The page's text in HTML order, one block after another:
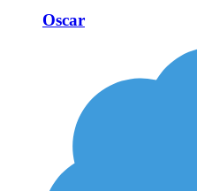
Oscar